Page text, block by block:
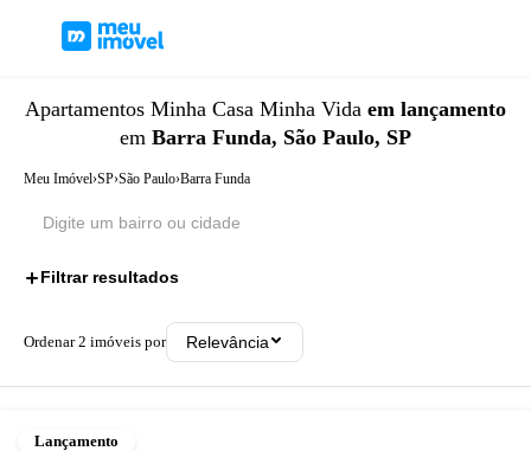
Apartamentos Minha Casa Minha Vida em lançamento
em Barra Funda, São Paulo, SP
Meu Imóvel›SP›São Paulo›Barra Funda
Filtrar resultados
Ordenar2 imóveis por Relevância
Lançamento